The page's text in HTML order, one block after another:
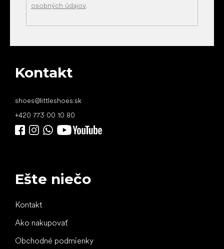
osobných údajov.
Kontakt
shoes@littleshoes.sk
+420 773 00 10 80
Ešte niečo
Kontakt
Ako nakupovať
Obchodné podmienky